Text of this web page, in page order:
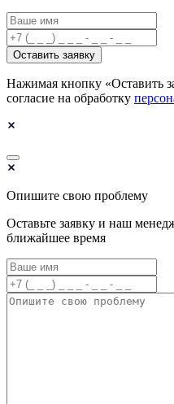
Оставить заявку
Нажимая кнопку «Оставить
согласие на обработку
Опишите свою проблему
Оставьте заявку и наш
ближайшее время